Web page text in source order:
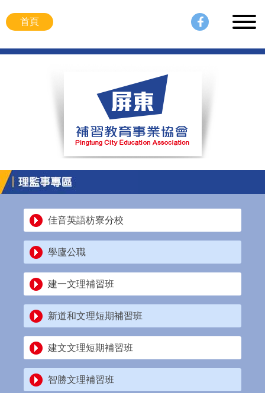
首頁
佳音英語枋寮分校
學廬公職
建一文理補習班
新道和文理短期補習班
建文文理短期補習班
智勝文理補習班